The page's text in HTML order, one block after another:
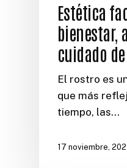
Estética
bienestar,
cuidado
El rostro es
que más
tiempo, las…
17 noviembre,